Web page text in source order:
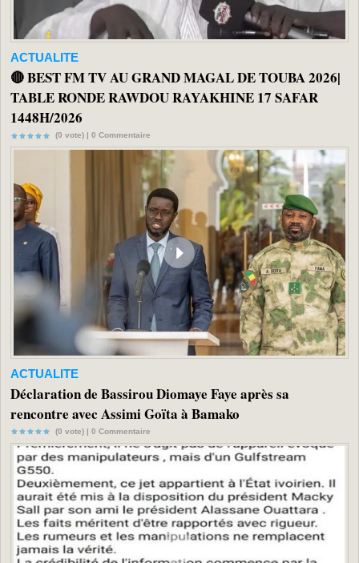
ACTUALITE
🔴 BEST FM TV AU GRAND MAGAL DE TOUBA 2026|
TABLE RONDE RAWDOU RAYAKHINE 17 SAFAR
1448H/2026
(0 vote) | 0 Commentaire
ACTUALITE
Déclaration de Bassirou Diomaye Faye après sa
rencontre avec Assimi Goïta à Bamako
(0 vote) | 0 Commentaire